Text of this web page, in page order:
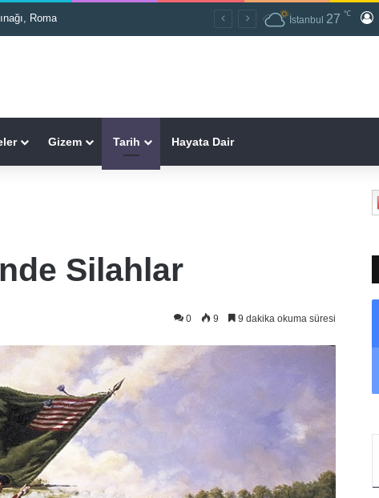
İstanbul 27 ℃
Gizem Tarih Hayata Dair
Silahlar
0 9 9 dakika okuma süresi